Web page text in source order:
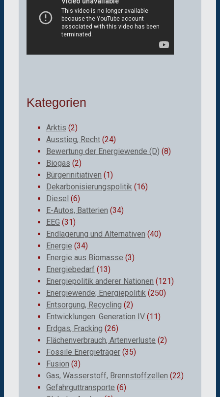
Kategorien
Arktis (2)
Ausstieg, Recht (24)
Bewertung der Energiewende (D) (8)
Biogas (2)
Bürgerinitiativen (1)
Dekarbonisierungspolitik (16)
Diesel (6)
E-Autos, Batterien (34)
EEG (31)
Endlagerung und Alternativen (40)
Energie (34)
Energie aus Biomasse (3)
Energiebedarf (13)
Energiepolitik anderer Nationen (121)
Energiewende; Energiepolitik (250)
Entsorgung, Recycling (2)
Entwicklungen: Generation IV (11)
Erdgas, Fracking (26)
Flächenverbrauch, Artenverluste (2)
Fossile Energieträger (35)
Fusion (3)
Gas, Wasserstoff, Brennstoffzellen (22)
Gefahrguttransporte (6)